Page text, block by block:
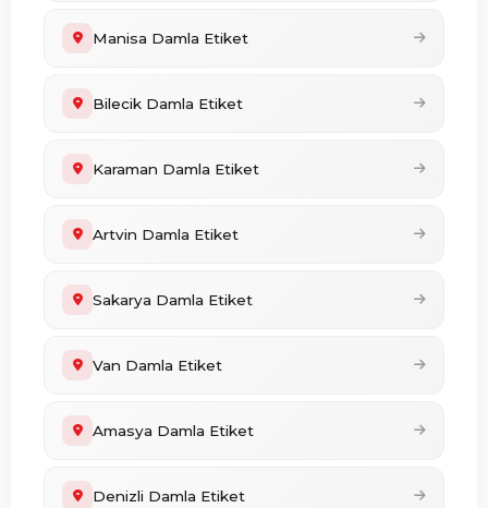
Manisa Damla Etiket
Bilecik Damla Etiket
Karaman Damla Etiket
Artvin Damla Etiket
Sakarya Damla Etiket
Van Damla Etiket
Amasya Damla Etiket
Denizli Damla Etiket